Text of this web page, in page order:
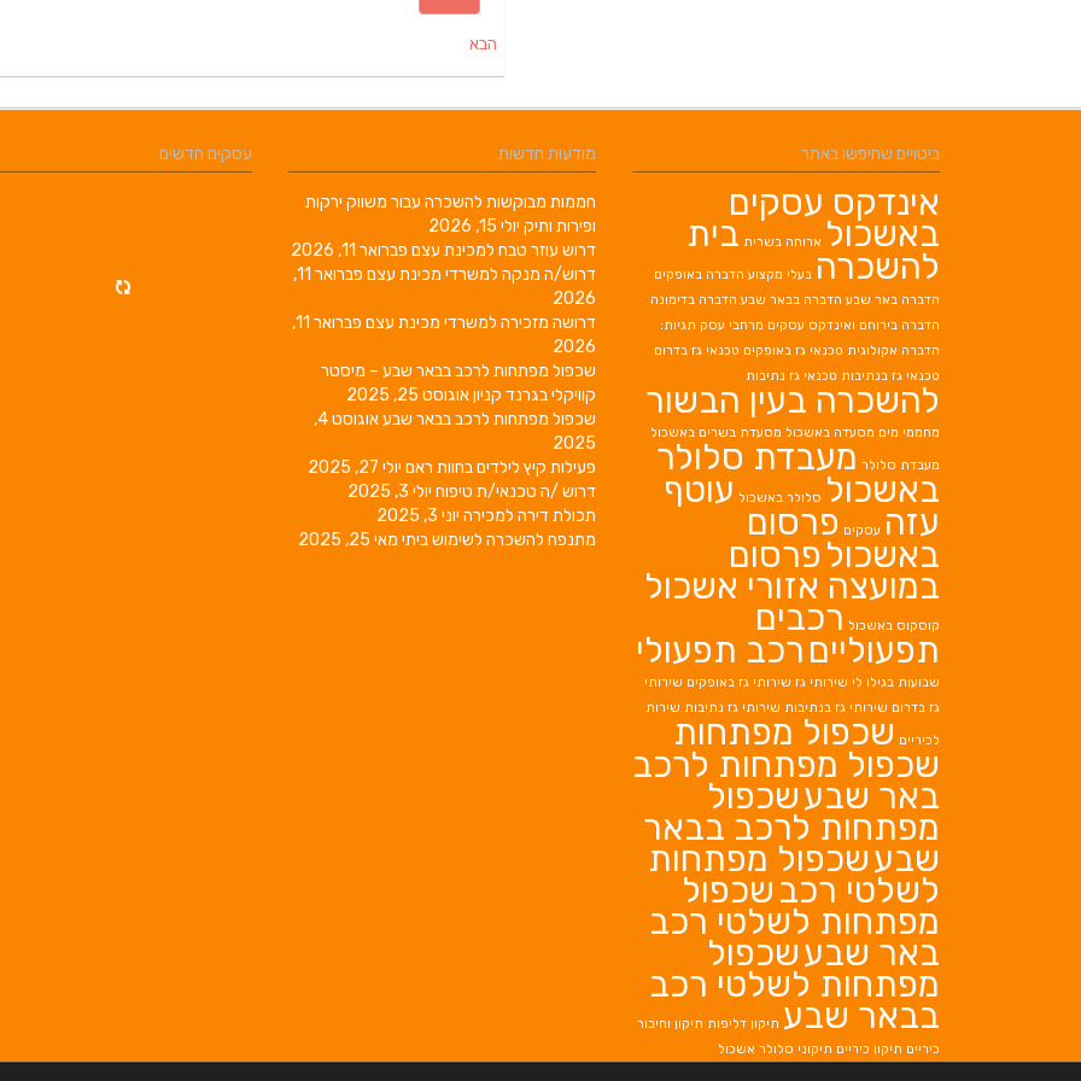
הבא
עסקים חדשים מודעות חדשות
חממות מבוקשות להשכרה עבור משווק ירקות
ופירות ותיק יולי 15, 2026
דרוש עוזר טבח למכינת עצם פברואר 11, 2026
דרוש/ה מנקה למשרדי מכינת עצם
פברואר 11,
2026
דרושה מזכירה למשרדי מכינת עצם
פברואר 11,
2026
שכפול מפתחות לרכב בבאר שבע – מיסטר
קוויקלי בגרנד קניוןאוגוסט 25, 2025
שכפול מפתחות לרכב בבאר שבע
אוגוסט 4,
2025
פעילות קיץ לילדים בחוות ראם יולי 27, 2025
דרוש /ה טכנאי/ת טיפוח יולי 3, 2025
תכולת דירה למכירה יוני 3, 2025
מתנפח להשכרה לשימוש ביתי מאי 25, 2025
ביטויים שחיפשו באתר
אינדקס עסקים
באשכול ארוחה בשרית בית
להשכרה בעלי מקצוע הדברה באופקים
הדברה באר שבע הדברה בבאר שבע הדברה בדימונה
הדברה בירוחם ואינדקס עסקים מרחבי עסק תגיות:
הדברה אקולוגית טכנאי גז באופקים טכנאי גז בדרום
טכנאי גז בנתיבות טכנאי גז נתיבות
להשכרה בעין הבשור
מחממי מים מסעדה באשכול מסעדת בשרים באשכול
מעבדת סלולר מעבדת סלולר
באשכול סלולר באשכול עוטף
עזה עסקים פרסום
באשכול פרסום
במועצה אזורי אשכול
קוסקוס באשכול רכבים
תפעוליים רכב תפעולי
שבועות בגילו לי שירותי גז שירותי גז באופקים שירותי
גז בדרום שירותי גז בנתיבות שירותי גז נתיבות שירות
לכיריים שכפול מפתחות
שכפול מפתחות לרכב
באר שבעשכפול
מפתחות לרכב בבאר
שבעשכפול מפתחות
לשלטי רכב שכפול
מפתחות לשלטי רכב
באר שבעשכפול
מפתחות לשלטי רכב
בבאר שבע תיקון דליפות תיקון וחיבור
כיריים תיקון כיריים תיקוני סלולר אשכול